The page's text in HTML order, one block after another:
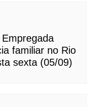
familiar no Rio
sexta (05/09)